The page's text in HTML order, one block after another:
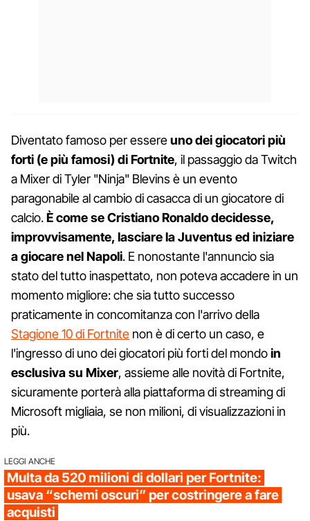
Diventato famoso per essereuno dei giocatori più
forti (e più famosi) di Fortnite, il passaggio da Twitch
a Mixer di Tyler "Ninja" Blevins è un evento
paragonabile al cambio di casacca di un giocatore di
calcio.È come se Cristiano Ronaldo decidesse,
improvvisamente, lasciare la Juventus ed iniziare
a giocare nel Napoli. E nonostante l'annuncio sia
stato del tutto inaspettato, non poteva accadere in un
momento migliore: che sia tutto successo
praticamente in concomitanza con l'arrivo della
Stagione 10 di Fortnite non è di certo un caso, e
l'ingresso di uno dei giocatori più forti del mondoin
esclusiva su Mixer, assieme alle novità di Fortnite,
sicuramente porterà alla piattaforma di streaming di
Microsoft migliaia, se non milioni, di visualizzazioni in
più.
LEGGI ANCHE
Multa da 520 milioni di dollari per Fortnite:
usava “schemi oscuri” per costringere a fare
acquisti